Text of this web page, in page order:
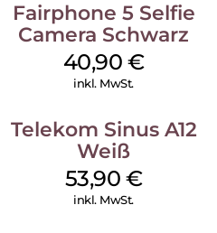
Fairphone 5 Selfie
Camera Schwarz
40,90 €
inkl. MwSt.
Telekom Sinus A12
Weiß
53,90 €
inkl. MwSt.